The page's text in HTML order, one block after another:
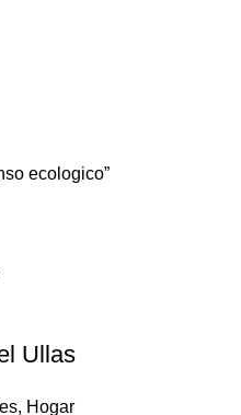
ecologico”
Ullas
, Hogar